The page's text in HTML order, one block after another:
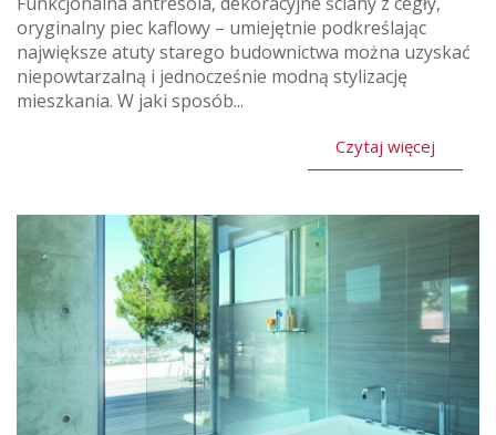
oryginalny piec kaflowy – umiejętnie podkreślając
największe atuty starego budownictwa można uzyskać
niepowtarzalną i jednocześnie modną stylizację
mieszkania. W jaki sposób...
Czytaj więcej